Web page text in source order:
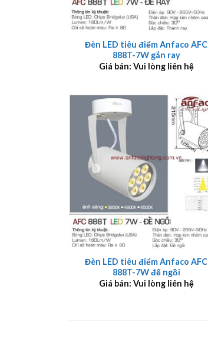
+
Đèn LED tiêu điểm Anfaco AFC
888T-7W gắn ray
Giá bán: Vui lòng liên hệ
+
Đèn LED tiêu điểm Anfaco AFC
888T-7W đế ngồi
Giá bán: Vui lòng liên hệ